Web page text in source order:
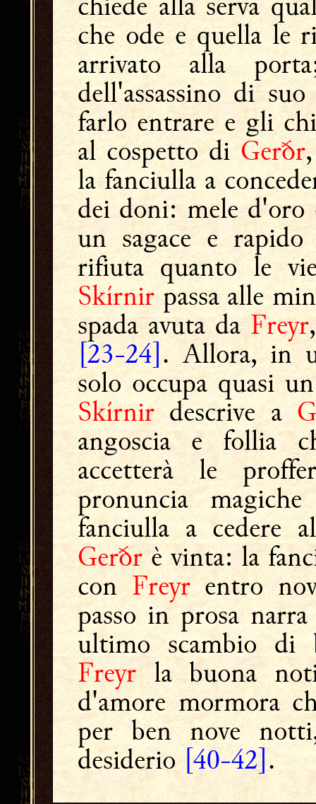
che ode e quella le
arrivato alla
dell'assassino di
farlo entrare e gli
al cospetto diGerðr
la fanciulla a
dei doni: mele d'oro
un sagace e
rifiuta quanto le
Skírnirpassa alle
spada avuta daFreyr
[23-24]. Allora, in
solo occupa quasi
Skírnirdescrive a
angoscia e follia
accetterà le
pronuncia
fanciulla a cedere
Gerðrè vinta: la
conFreyrentro
passo in prosa
ultimo scambio
Freyrla buona
d'amore mormora
per ben nove
desiderio [40-42].